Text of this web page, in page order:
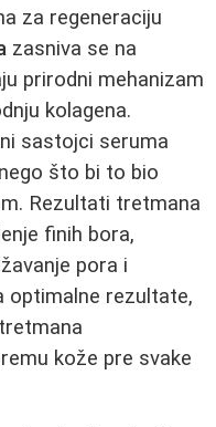
za regeneraciju
zasniva se na
prirodni mehanizam
kolagena.
sastojci seruma
što bi to bio
Rezultati tretmana
finih bora,
pora i
optimalne rezultate,
kože pre svake